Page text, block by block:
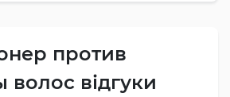
против
відгуки